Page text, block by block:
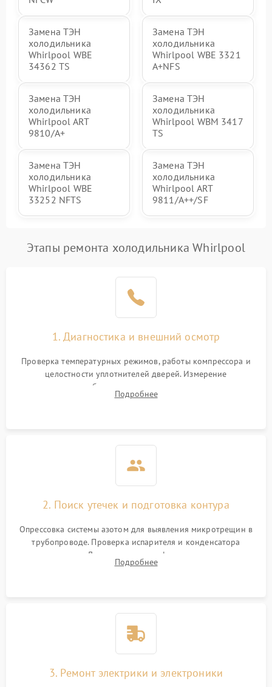
Замена ТЭН
холодильника
Whirlpool WBE
34362 TS
Замена ТЭН
холодильника
Whirlpool WBE 3321
A+NFS
Замена ТЭН
холодильника
Whirlpool ART
9810/A+
Замена ТЭН
холодильника
Whirlpool WBM 3417
TS
Замена ТЭН
холодильника
Whirlpool WBE
33252 NFTS
Замена ТЭН
холодильника
Whirlpool ART
9811/A++/SF
Этапы ремонта холодильника Whirlpool
1. Диагностика и внешний осмотр
Проверка температурных режимов, работы компрессора и
целостности уплотнителей дверей. Измерение
сопротивления обмоток мотора, проверка термостата и
считывание кодов ошибок с электронного дисплея.
Подробнее
2. Поиск утечек и подготовка контура
Опрессовка системы азотом для выявления микротрещин в
трубопроводе. Проверка испарителя и конденсатора
течеискателем. Демонтаж старого фильтра-осушителя и
продувка капиллярной трубки для устранения засоров.
Подробнее
3. Ремонт электрики и электроники